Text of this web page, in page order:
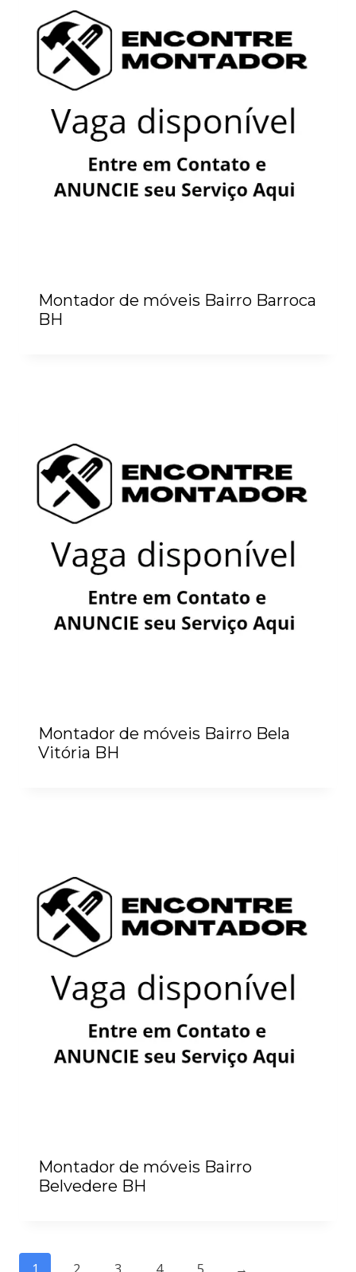
Montador de móveis Bairro Barroca
BH
Montador de móveis Bairro Bela
Vitória BH
Montador de móveis Bairro
Belvedere BH